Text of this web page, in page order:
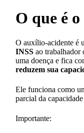
O que é
O auxílio-acidente é
INSS ao trabalhador
uma doença e fica
reduzem sua
Ele funciona como
parcial da
Importante: